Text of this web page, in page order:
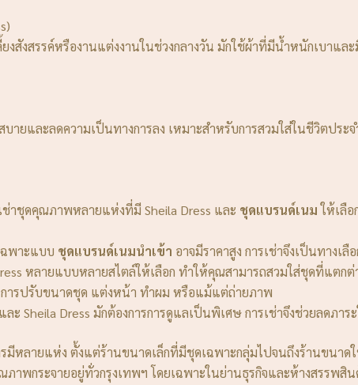
สังสรรค์หรืองานแต่งงานในช่วงกลางวัน มักใช้ผ้าที่มีน้ำหนักเบาแล
ายและลดความเป็นทางการลง เหมาะสำหรับการสวมใส่ในชีวิตประ
ช่าชุดคุณภาพหลายแห่งที่มี Sheila Dress และ ชุดแบรนด์เนมให้เลือ
ฉพาะแบบ ชุดแบรนด์เนมนำเข้า อาจมีราคาสูง การเช่าจึงเป็นทางเ
หลายแบบหลายสไตล์ให้เลือก ทำให้คุณสามารถสวมใส่ชุดที่แตก
การปรับขนาดชุด แต่งหน้า ทำผม หรือแม้แต่ถ่ายภาพ
ะ Sheila Dress มักต้องการการดูแลเป็นพิเศษ การเช่าจึงช่วยลดภาร
มีหลายแห่ง ตั้งแต่ร้านขนาดเล็กที่มีชุดเฉพาะกลุ่มไปจนถึงร้านขนา
าพกระจายอยู่ทั่วกรุงเทพฯ โดยเฉพาะในย่านธุรกิจและห้างสรรพสิ